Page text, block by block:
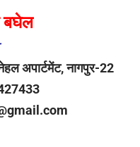
बघेल
अपार्टमेंट, नागपुर-22